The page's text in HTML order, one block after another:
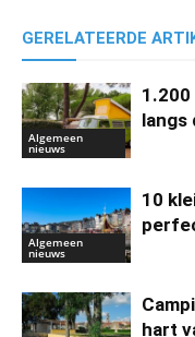
GERELATEERDE
Algemeen
nieuws
langs
Algemeen
nieuws
10
hart